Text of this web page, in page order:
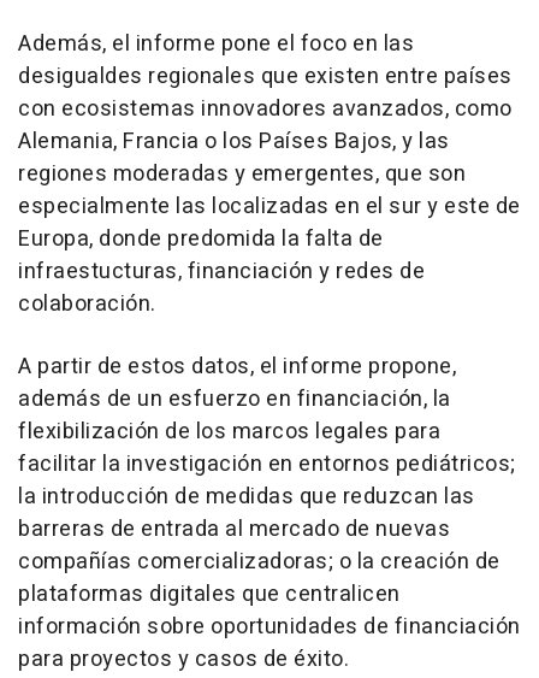
Además, el informe pone el foco en las
desigualdes regionales que existen entre países
con ecosistemas innovadores avanzados, como
Alemania, Francia o los Países Bajos, y las
regiones moderadas y emergentes, que son
especialmente las localizadas en el sur y este de
Europa, donde predomida la falta de
infraestucturas, financiación y redes de
colaboración.
A partir de estos datos, el informe propone,
además de un esfuerzo en financiación, la
flexibilización de los marcos legales para
facilitar la investigación en entornos pediátricos;
la introducción de medidas que reduzcan las
barreras de entrada al mercado de nuevas
compañías comercializadoras; o la creación de
plataformas digitales que centralicen
información sobre oportunidades de financiación
para proyectos y casos de éxito.